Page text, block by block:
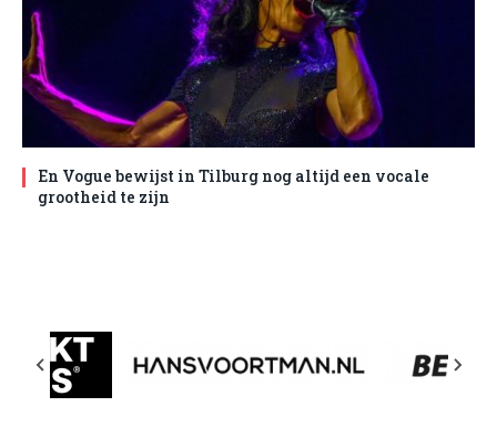
En Vogue bewijst in Tilburg nog altijd een vocale
grootheid te zijn